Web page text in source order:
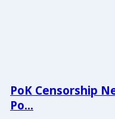
PoK Censorship
Po...